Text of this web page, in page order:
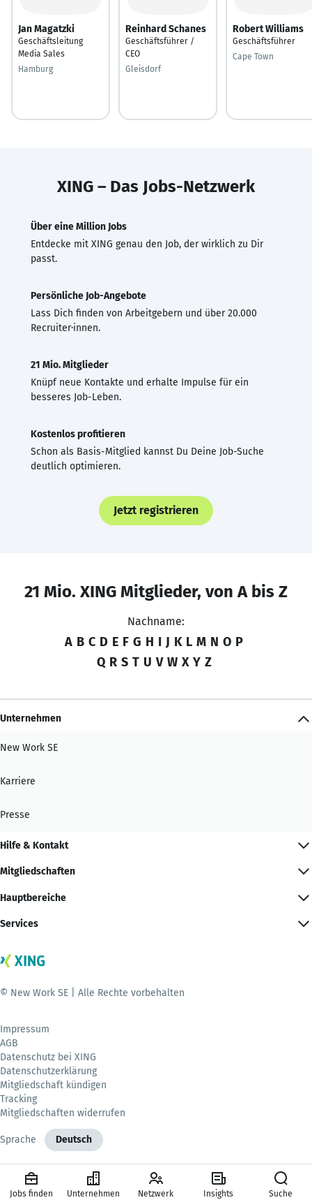
Jan Magatzki
Geschäftsleitung
Media Sales
Hamburg
Reinhard Schanes
Geschäftsführer /
CEO
Gleisdorf
Robert Williams
Geschäftsführer
Cape Town
XING – Das Jobs-Netzwerk
Über eine Million Jobs
Entdecke mit XING genau den Job, der wirklich zu Dir
passt.
Persönliche Job-Angebote
Lass Dich finden von Arbeitgebern und über 20.000
Recruiter·innen.
21 Mio. Mitglieder
Knüpf neue Kontakte und erhalte Impulse für ein
besseres Job-Leben.
Kostenlos profitieren
Schon als Basis-Mitglied kannst Du Deine Job-Suche
deutlich optimieren.
Jetzt registrieren
21 Mio. XING Mitglieder, von A bis Z
Nachname:
A B C D E F G H I J K L M N O P
Q R S T U V W X Y Z
Unternehmen
New Work SE
Karriere
Presse
Hilfe & Kontakt
Mitgliedschaften
Hauptbereiche
Services
© New Work SE | Alle Rechte vorbehalten
Impressum
AGB
Datenschutz bei XING
Datenschutzerklärung
Mitgliedschaft kündigen
Tracking
Mitgliedschaften widerrufen
Sprache Deutsch
Jobs finden Unternehmen Netzwerk Insights Suche